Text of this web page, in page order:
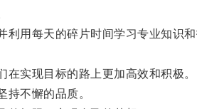
用每天的碎片时间学习专业知识和
实现目标的路上更加高效和积极。
不懈的品质。